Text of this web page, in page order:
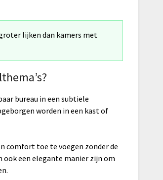
lijken dan kamers met
bureau in een subtiele
worden in een kast of
comfort toe te voegen zonder de
ook een elegante manier zijn om